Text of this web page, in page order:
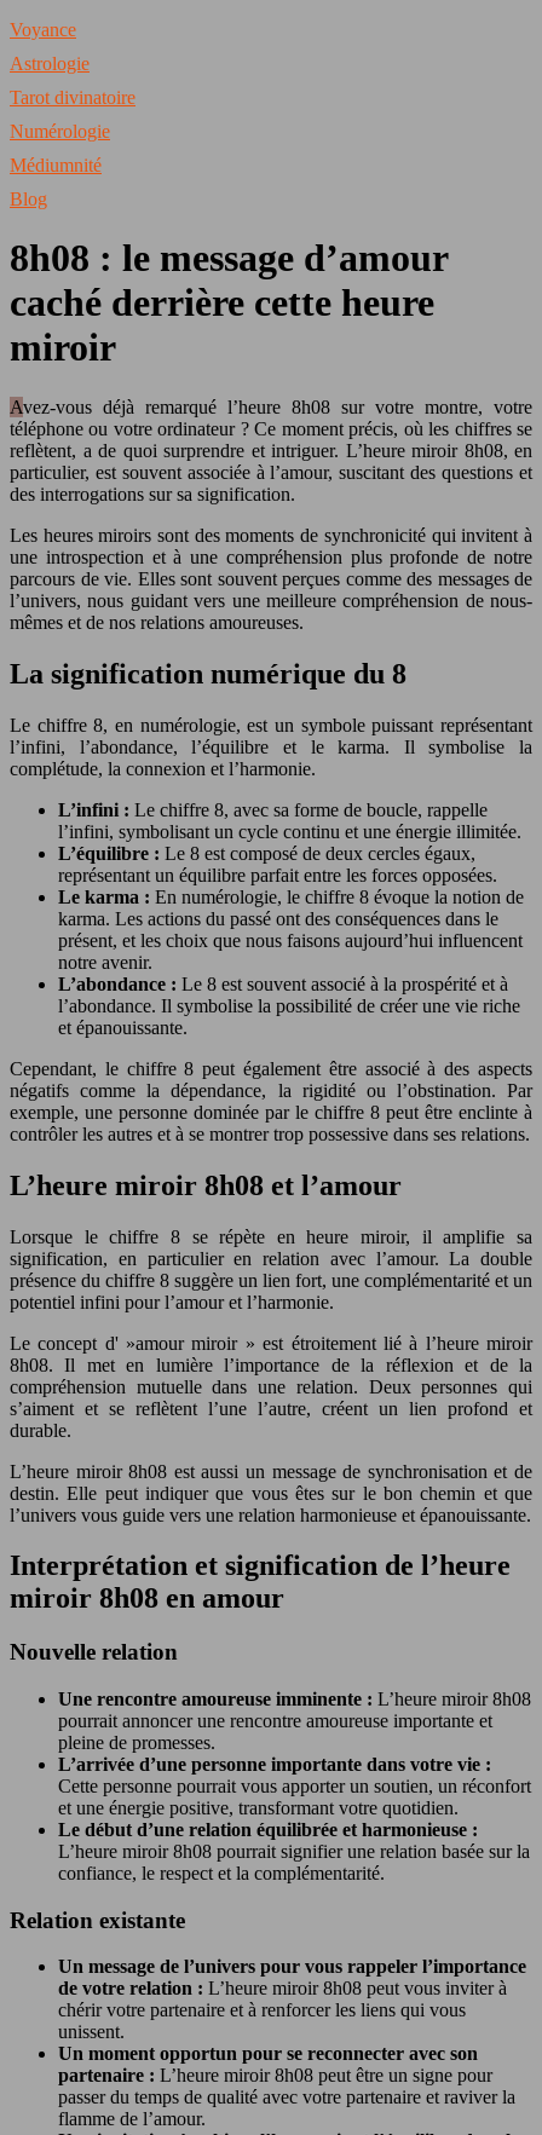
Voyance
Astrologie
Tarot divinatoire
Numérologie
Médiumnité
Blog
8h08 : le message d’amour
caché derrière cette heure
miroir
Avez-vous déjà remarqué l’heure 8h08 sur votre montre, votre
téléphone ou votre ordinateur ? Ce moment précis, où les chiffres se
reflètent, a de quoi surprendre et intriguer. L’heure miroir 8h08, en
particulier, est souvent associée à l’amour, suscitant des questions et
des interrogations sur sa signification.
Les heures miroirs sont des moments de synchronicité qui invitent à
une introspection et à une compréhension plus profonde de notre
parcours de vie. Elles sont souvent perçues comme des messages de
l’univers, nous guidant vers une meilleure compréhension de nous-
mêmes et de nos relations amoureuses.
La signification numérique du 8
Le chiffre 8, en numérologie, est un symbole puissant représentant
l’infini, l’abondance, l’équilibre et le karma. Il symbolise la
complétude, la connexion et l’harmonie.
L’infini : Le chiffre 8, avec sa forme de boucle, rappelle
l’infini, symbolisant un cycle continu et une énergie illimitée.
L’équilibre : Le 8 est composé de deux cercles égaux,
représentant un équilibre parfait entre les forces opposées.
Le karma : En numérologie, le chiffre 8 évoque la notion de
karma. Les actions du passé ont des conséquences dans le
présent, et les choix que nous faisons aujourd’hui influencent
notre avenir.
L’abondance : Le 8 est souvent associé à la prospérité et à
l’abondance. Il symbolise la possibilité de créer une vie riche
et épanouissante.
Cependant, le chiffre 8 peut également être associé à des aspects
négatifs comme la dépendance, la rigidité ou l’obstination. Par
exemple, une personne dominée par le chiffre 8 peut être enclinte à
contrôler les autres et à se montrer trop possessive dans ses relations.
L’heure miroir 8h08 et l’amour
Lorsque le chiffre 8 se répète en heure miroir, il amplifie sa
signification, en particulier en relation avec l’amour. La double
présence du chiffre 8 suggère un lien fort, une complémentarité et un
potentiel infini pour l’amour et l’harmonie.
Le concept d' »amour miroir » est étroitement lié à l’heure miroir
8h08. Il met en lumière l’importance de la réflexion et de la
compréhension mutuelle dans une relation. Deux personnes qui
s’aiment et se reflètent l’une l’autre, créent un lien profond et
durable.
L’heure miroir 8h08 est aussi un message de synchronisation et de
destin. Elle peut indiquer que vous êtes sur le bon chemin et que
l’univers vous guide vers une relation harmonieuse et épanouissante.
Interprétation et signification de l’heure
miroir 8h08 en amour
Nouvelle relation
Une rencontre amoureuse imminente : L’heure miroir 8h08
pourrait annoncer une rencontre amoureuse importante et
pleine de promesses.
L’arrivée d’une personne importante dans votre vie :
Cette personne pourrait vous apporter un soutien, un réconfort
et une énergie positive, transformant votre quotidien.
Le début d’une relation équilibrée et harmonieuse :
L’heure miroir 8h08 pourrait signifier une relation basée sur la
confiance, le respect et la complémentarité.
Relation existante
Un message de l’univers pour vous rappeler l’importance
de votre relation : L’heure miroir 8h08 peut vous inviter à
chérir votre partenaire et à renforcer les liens qui vous
unissent.
Un moment opportun pour se reconnecter avec son
partenaire : L’heure miroir 8h08 peut être un signe pour
passer du temps de qualité avec votre partenaire et raviver la
flamme de l’amour.